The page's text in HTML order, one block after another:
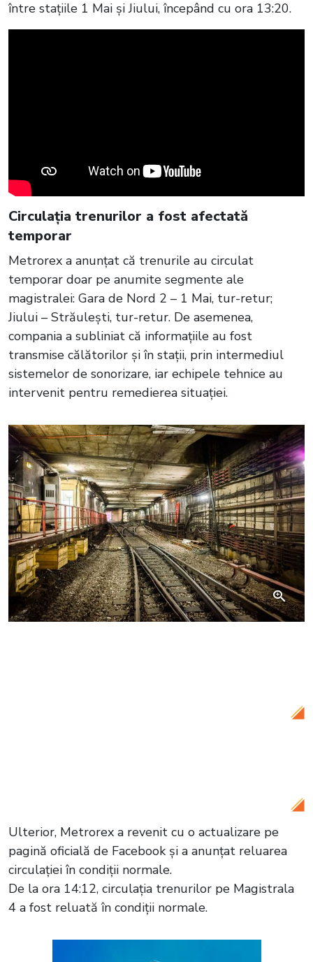
între stațiile 1 Mai și Jiului, începând cu ora 13:20.
Circulația trenurilor a fost afectată
temporar
Metrorex a anunțat că trenurile au circulat
temporar doar pe anumite segmente ale
magistralei: Gara de Nord 2 – 1 Mai, tur-retur;
Jiului – Străulești, tur-retur. De asemenea,
compania a subliniat că informațiile au fost
transmise călătorilor și în stații, prin intermediul
sistemelor de sonorizare, iar echipele tehnice au
intervenit pentru remedierea situației.
Ulterior, Metrorex a revenit cu o actualizare pe
pagină oficială de Facebook și a anunțat reluarea
circulației în condiții normale.
De la ora 14:12, circulația trenurilor pe Magistrala
4 a fost reluată în condiții normale.